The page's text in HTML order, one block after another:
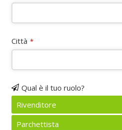
Città *
Qual è il tuo ruolo?
Rivenditore
Parchettista